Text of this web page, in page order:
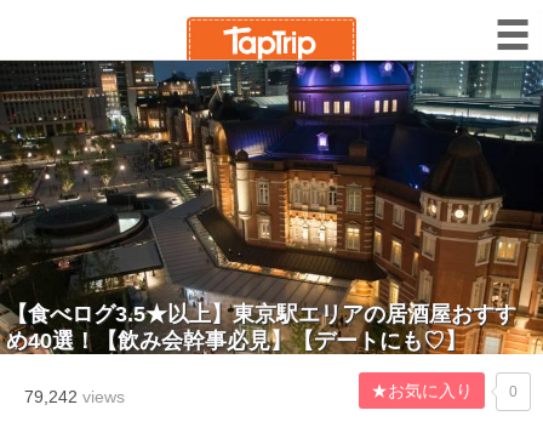
【食べログ3.5★以上】東京駅エリアの居酒屋おすす
め40選！【飲み会幹事必見】【デートにも♡】
79,242 views ★お気に入り 0